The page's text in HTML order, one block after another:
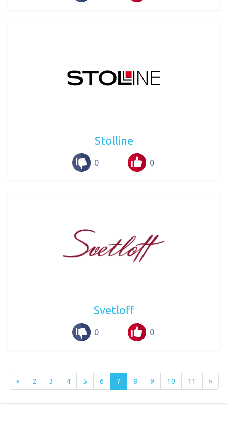
Stolline
0 0
Svetloff
0 0
« 2 3 4 5 6 7 8 9 10 11 »